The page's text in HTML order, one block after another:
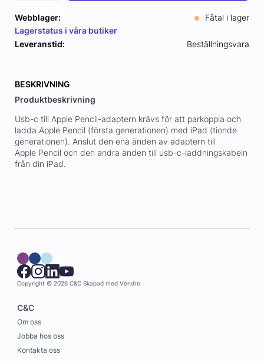
Webblager:
Fåtal i lager
Lagerstatus i våra butiker
Leveranstid:
Beställningsvara
BESKRIVNING
Produktbeskrivning
Usb-c till Apple Pencil-adaptern krävs för att parkoppla och
ladda Apple Pencil (första generationen) med iPad (tionde
generationen). Anslut den ena änden av adaptern till
Apple Pencil och den andra änden till usb-c-laddningskabeln
från din iPad.
Copyright © 2026 C&C Skapad med Vendre
C&C
Om oss
Jobba hos oss
Kontakta oss